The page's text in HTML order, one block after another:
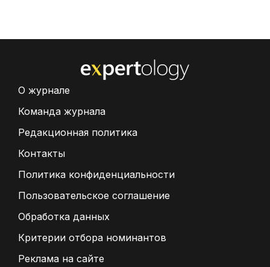
О журнале
Команда журнала
Редакционная политика
Контакты
Политика конфиденциальности
Пользовательское соглашение
Обработка данных
Критерии отбора номинантов
Реклама на сайте